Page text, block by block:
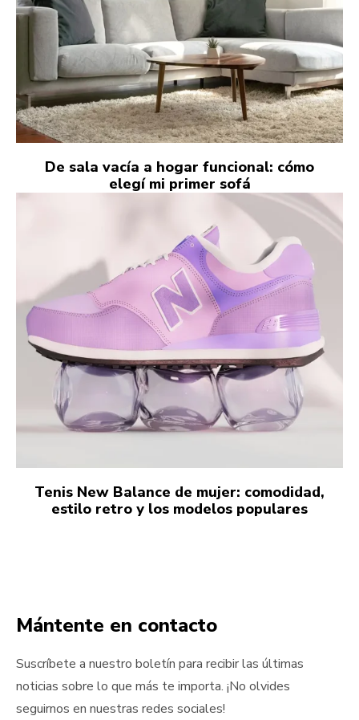
De sala vacía a hogar funcional: cómo
elegí mi primer sofá
Tenis New Balance de mujer: comodidad,
estilo retro y los modelos populares
Mántente en contacto
Suscríbete a nuestro boletín para recibir las últimas
noticias sobre lo que más te importa. ¡No olvides
seguirnos en nuestras redes sociales!